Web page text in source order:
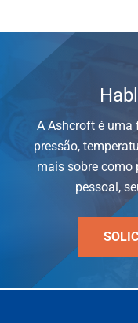
A Ashcroft é uma
pressão,
mais sobre como
pessoal,